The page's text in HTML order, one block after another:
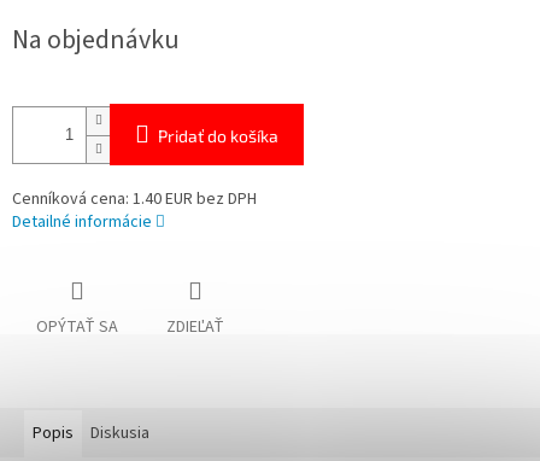
cena:
Na objednávku
Pridať do košíka
Cenníková cena: 1.40 EUR bez DPH
Detailné informácie
OPÝTAŤ SA ZDIEĽAŤ
Popis Diskusia